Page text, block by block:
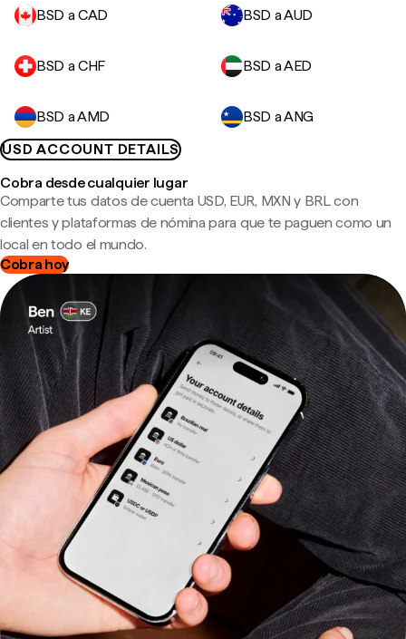
BSD a CAD BSD a AUD
BSD a CHF BSD a AED
BSD a AMD
BSD a ANG
USD ACCOUNT DETAILS
Cobra desde cualquier lugar
Comparte tus datos de cuenta USD, EUR, MXN y BRL con
clientes y plataformas de nómina para que te paguen como un
local en todo el mundo.
Cobra hoy